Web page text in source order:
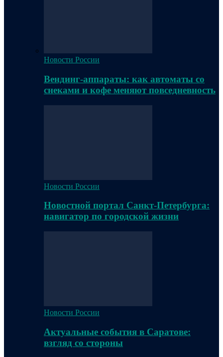
Новости России
Вендинг-аппараты: как автоматы со
снеками и кофе меняют повседневность
Новости России
Новостной портал Санкт-Петербурга:
навигатор по городской жизни
Новости России
Актуальные события в Саратове:
взгляд со стороны